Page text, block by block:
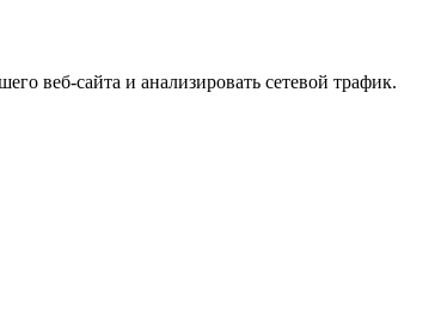
веб-сайта и анализировать сетевой трафик.